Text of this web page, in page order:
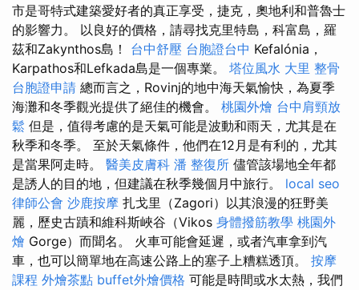
市是哥特式建築愛好者的真正享受，捷克，奧地利和普魯士
的影響力。 以良好的價格，請尋找克里特島，科富島，羅
茲和Zakynthos島！ 台中舒壓 台胞證台中 Kefalónia，
Karpathos和Lefkada島是一個專業。 塔位風水 大里 整骨
台胞證申請 總而言之，Rovinj的地中海天氣愉快，為夏季
海灘和冬季觀光提供了絕佳的機會。 桃園外燴 台中肩頸放
鬆 但是，值得考慮的是天氣可能是波動和雨天，尤其是在
秋季和冬季。 至於天氣條件，他們在12月是有利的，尤其
是當果阿走時。 醫美皮膚科 潘 整復所 儘管該場地全年都
是誘人的目的地，但建議在秋季幾個月中旅行。 local seo
律師公會 沙鹿按摩 扎戈里（Zagori）以其浪漫的狂野美
麗，歷史古蹟和維科斯峽谷（Vikos 身體撥筋教學 桃園外
燴 Gorge）而聞名。 火車可能會延遲，或者汽車拿到汽
車，也可以簡單地在高速公路上的塞子上糟糕透頂。 按摩
課程 外燴茶點 buffet外燴價格 可能是時間或水太熱，我們